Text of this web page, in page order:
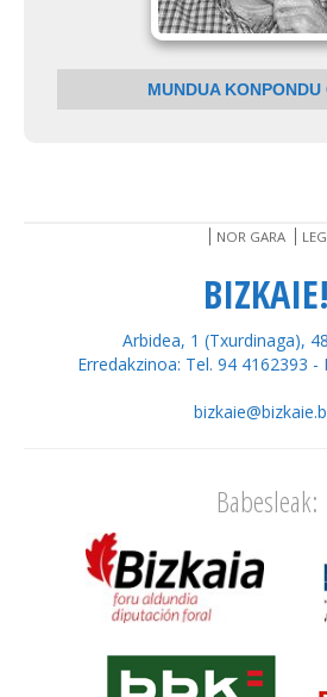
MUNDUA KONPONDU
NOR GARA
BIZKAIE!
Arbidea, 1 (Txurdinaga),
Erredakzinoa: Tel. 94 4162393 -
Babesleak: